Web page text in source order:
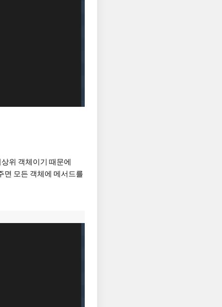
위 객체이기 때문에
면 모든 객체에 메서드를